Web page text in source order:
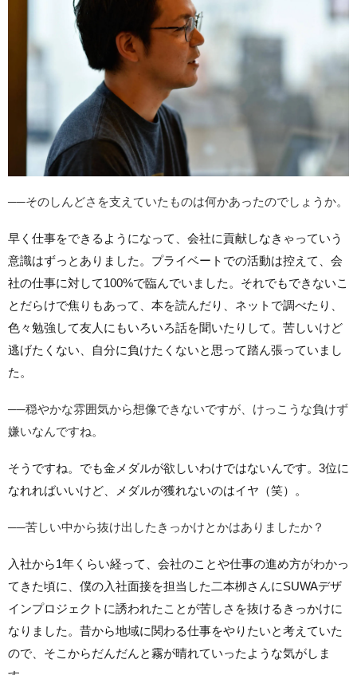
──そのしんどさを支えていたものは何かあったのでしょうか。
早く仕事をできるようになって、会社に貢献しなきゃっていう
意識はずっとありました。プライベートでの活動は控えて、会
社の仕事に対して100%で臨んでいました。それでもできないこ
とだらけで焦りもあって、本を読んだり、ネットで調べたり、
色々勉強して友人にもいろいろ話を聞いたりして。苦しいけど
逃げたくない、自分に負けたくないと思って踏ん張っていまし
た。
──穏やかな雰囲気から想像できないですが、けっこうな負けず
嫌いなんですね。
そうですね。でも金メダルが欲しいわけではないんです。3位に
なれればいいけど、メダルが獲れないのはイヤ（笑）。
──苦しい中から抜け出したきっかけとかはありましたか？
入社から1年くらい経って、会社のことや仕事の進め方がわかっ
てきた頃に、僕の入社面接を担当した二本栁さんにSUWAデザ
インプロジェクトに誘われたことが苦しさを抜けるきっかけに
なりました。昔から地域に関わる仕事をやりたいと考えていた
ので、そこからだんだんと霧が晴れていったような気がしま